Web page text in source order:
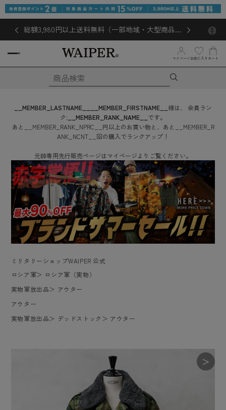
総額3,980円以上送料無料（一部地域・大型商品対
マイページ お気に入り カート
__MEMBER_LASTNAME__ __MEMBER_FIRSTNAME__ 様は、
会員ラン
ク: __MEMBER_RANK_NAME__ です。
あと
__MEMBER_RANK_NPRC__ 円以上のお買い物と、あと
__MEMBER_R
ANK_NCNT__ 回の購入でランクアップ！
元帥専用先行販売ページはマイページよりご覧ください。
ミリタリーショップWAIPER 公式
ロシア軍＞ ロシア軍（実物）
実物軍放出品＞ アウター
アウター
実物軍放出品＞ デッドストック ＞ アウター
＞